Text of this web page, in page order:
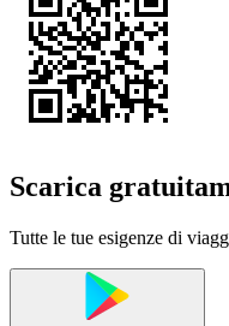
Scarica
Tutte le tue esigenze di